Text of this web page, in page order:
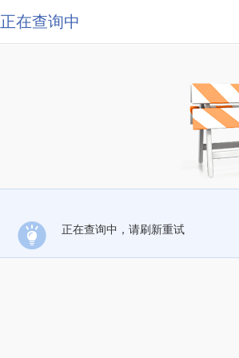
正在查询中
正在查询中，请刷新重试